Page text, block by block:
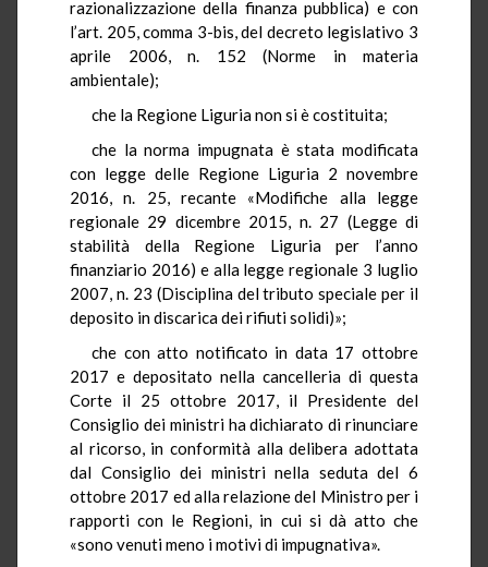
razionalizzazione della finanza pubblica) e con
l’art. 205, comma 3-bis, del decreto legislativo 3
aprile 2006, n. 152 (Norme in materia
ambientale);
che la Regione Liguria non si è costituita;
che la norma impugnata è stata modificata
con legge delle Regione Liguria 2 novembre
2016, n. 25, recante «Modifiche alla legge
regionale 29 dicembre 2015, n. 27 (Legge di
stabilità della Regione Liguria per l’anno
finanziario 2016) e alla legge regionale 3 luglio
2007, n. 23 (Disciplina del tributo speciale per il
deposito in discarica dei rifiuti solidi)»;
che con atto notificato in data 17 ottobre
2017 e depositato nella cancelleria di questa
Corte il 25 ottobre 2017, il Presidente del
Consiglio dei ministri ha dichiarato di rinunciare
al ricorso, in conformità alla delibera adottata
dal Consiglio dei ministri nella seduta del 6
ottobre 2017 ed alla relazione del Ministro per i
rapporti con le Regioni, in cui si dà atto che
«sono venuti meno i motivi di impugnativa».